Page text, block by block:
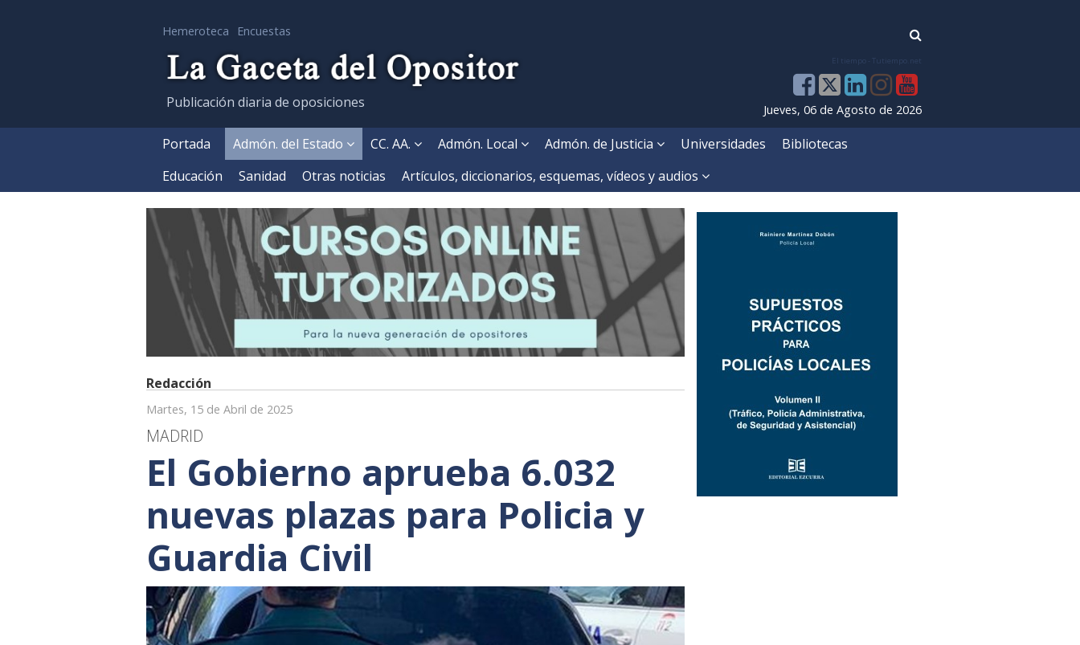
Hemeroteca Encuestas
Publicación diaria de oposiciones
El tiempo - Tutiempo.net
Jueves, 06 de Agosto de 2026
Portada Admón. del Estado CC. AA. Admón. Local Admón. de Justicia Universidades
Bibliotecas
Educación
Sanidad Otras noticias Artículos, diccionarios, esquemas, vídeos y audios
Redacción
Martes, 15 de Abril de 2025
MADRID
El Gobierno aprueba 6.032
nuevas plazas para Policia y
Guardia Civil